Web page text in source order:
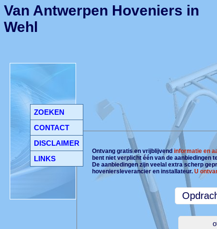
ZOEKEN
CONTACT
DISCLAIMER
LINKS
Van Antwerpen Hoveniers in
Wehl
Ontvang gratis en vrijblijvendinformatie en
bent niet verplicht één van de aanbiedingen
De aanbiedingen zijn veelal extra scherp
hoveniersleverancier en installateur.U